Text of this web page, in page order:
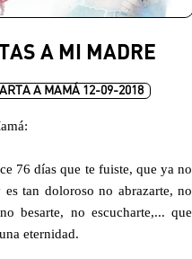
A MI MADRE
A MAMÁ 12-09-2018
76 días que te fuiste, que ya no
es tan doloroso no abrazarte, no
besarte, no escucharte,... que
eternidad.